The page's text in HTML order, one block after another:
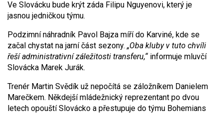
Ve Slovácku bude krýt záda Filipu Nguyenovi, který je
jasnou jedničkou týmu.
Podzimní náhradník Pavol Bajza míří do Karviné, kde se
začal chystat na jarní část sezony. „Oba kluby v tuto chvíli
řeší administrativní záležitosti transferu,“informuje mluvčí
Slovácka Marek Jurák.
Trenér Martin Svědík už nepočítá se záložníkem Danielem
Marečkem. Někdejší mládežnický reprezentant po dvou
letech opouští Slovácko a přestupuje do týmu Bohemians